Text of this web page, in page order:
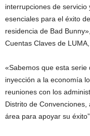
interrupciones de
esenciales para el éxito
residencia de Bad
Cuentas Claves de
«Sabemos que esta
inyección a la economía
reuniones con los
Distrito de
área para apoyar su